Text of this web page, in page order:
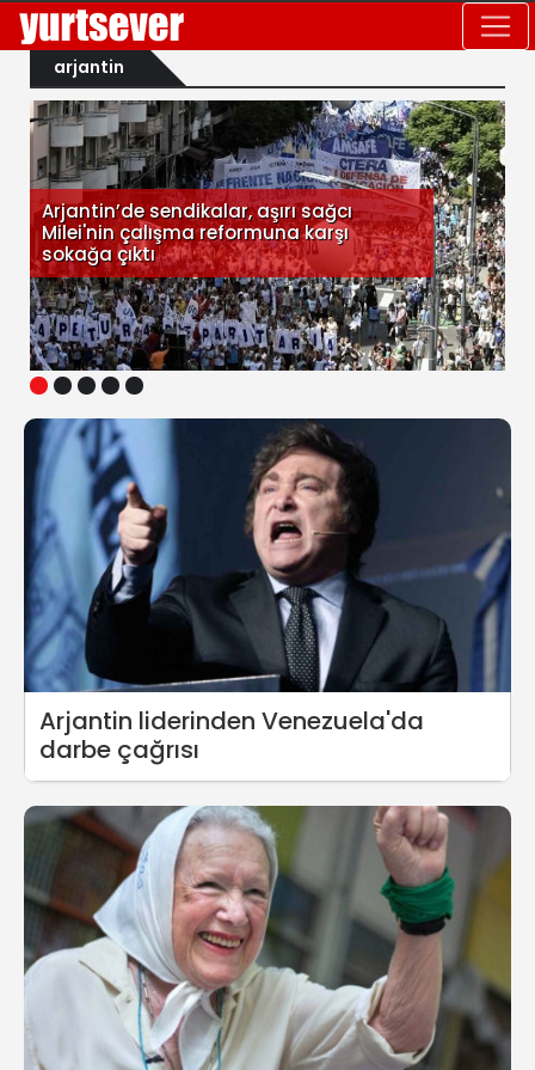
arjantin
1 2 3 4 5
Arjantin’de sendikalar, aşırı sağcı
Milei'nin çalışma reformuna karşı
sokağa çıktı
Arjantin liderinden Venezuela'da
darbe çağrısı